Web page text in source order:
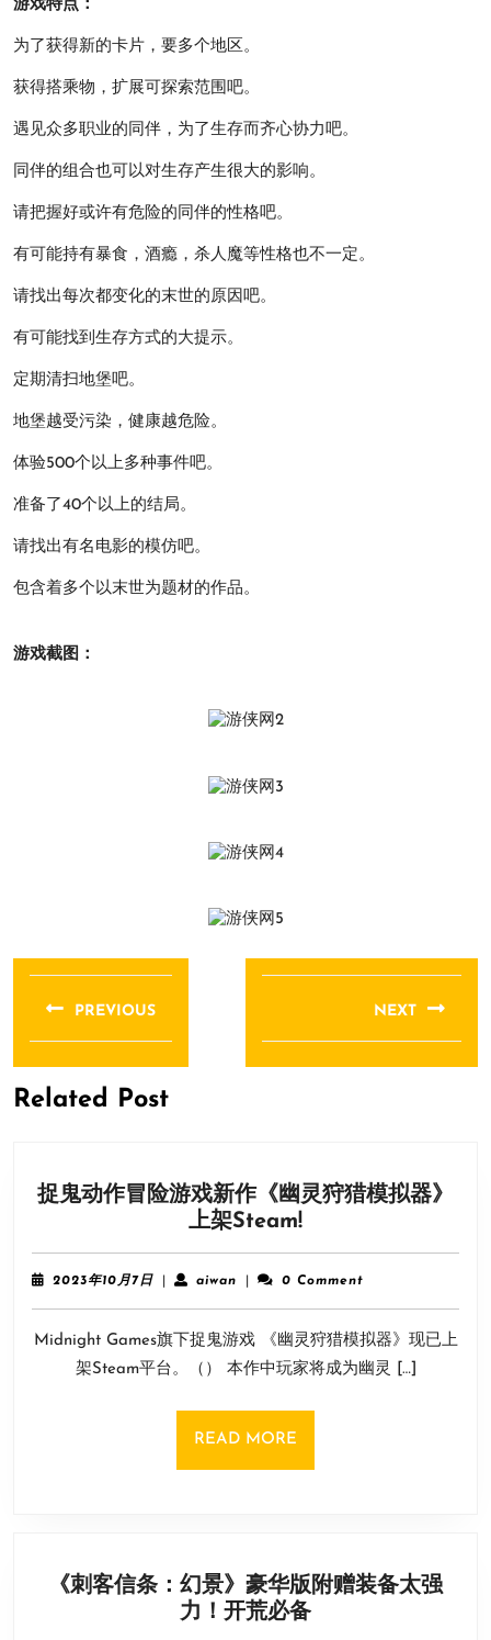
游戏特点：
为了获得新的卡片，要多个地区。
获得搭乘物，扩展可探索范围吧。
遇见众多职业的同伴，为了生存而齐心协力吧。
同伴的组合也可以对生存产生很大的影响。
请把握好或许有危险的同伴的性格吧。
有可能持有暴食，酒瘾，杀人魔等性格也不一定。
请找出每次都变化的末世的原因吧。
有可能找到生存方式的大提示。
定期清扫地堡吧。
地堡越受污染，健康越危险。
体验500个以上多种事件吧。
准备了40个以上的结局。
请找出有名电影的模仿吧。
包含着多个以末世为题材的作品。
游戏截图：
文
导
航
PREVIOUS
post:
NEXT
post:
Related Post
捉鬼动作冒险游戏新作《幽灵狩猎模拟器》
上架Steam!捉
动
冒
险
游
模
拟
2023年10月7日2023
月
7
日
aiwanaiwan 0 Comment
Midnight Games旗下捉鬼游戏 《幽灵狩猎模拟器》现已上
架Steam平台。（） 本作中玩家将成为幽灵 […]
READ MORE
《刺客信条：幻景》豪华版附赠装备太强
力！开荒必备《刺